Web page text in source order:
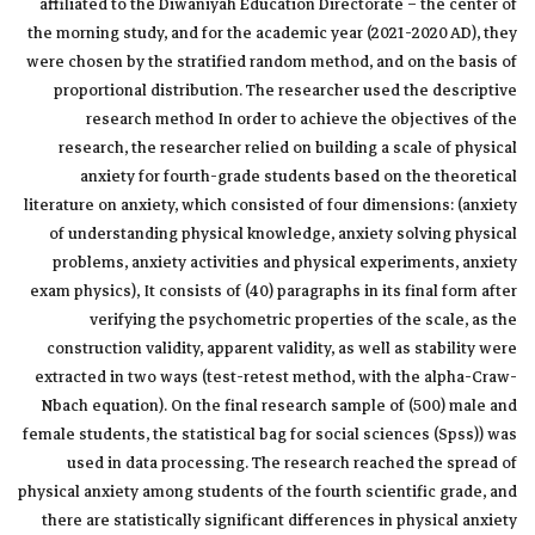
the morning study, and for the academic year (2021-2020 AD), they
were chosen by the stratified random method, and on the basis of
proportional distribution. The researcher used the descriptive
research method In order to achieve the objectives of the
research, the researcher relied on building a scale of physical
anxiety for fourth-grade students based on the theoretical
literature on anxiety, which consisted of four dimensions: (anxiety
of understanding physical knowledge, anxiety solving physical
problems, anxiety activities and physical experiments, anxiety
exam physics), It consists of (40) paragraphs in its final form after
verifying the psychometric properties of the scale, as the
construction validity, apparent validity, as well as stability were
extracted in two ways (test-retest method, with the alpha-Craw-
Nbach equation). On the final research sample of (500) male and
female students, the statistical bag for social sciences (Spss)) was
used in data processing. The research reached the spread of
physical anxiety among students of the fourth scientific grade, and
there are statistically significant differences in physical anxiety